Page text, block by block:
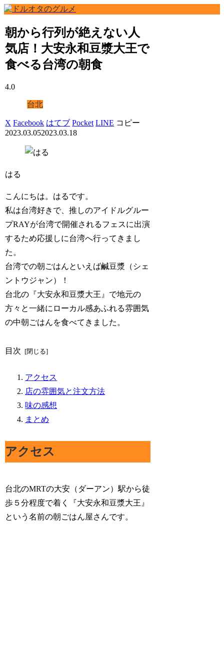
朝から行列が絶えない人
気店！大安永和豆漿大王で
食べる台湾の朝食
4.0
台北
X Facebook はてブ Pocket LINE コピー
2023.03.052023.03.18
はる
こんにちは。はるです。
私は台湾好きで、推しのアイドルグルー
プRAYが台湾で開催されるフェスに出演
するため応援しに台湾へ行ってきまし
た。
台湾での朝ごはんといえば鹹豆漿（シェ
ントウジャン）！
台北の『大安永和豆漿大王』で地元の
方々と一緒にローカル感あふれる雰囲気
の中朝ごはんを食べてきました。
目次
アクセス
店の雰囲気と注文方法
味の感想
まとめ
アクセス
台北のMRTの大安（ダーアン）駅から徒
歩５分程度で着く『大安永和豆漿大王』
という名前の朝ごはん屋さんです。